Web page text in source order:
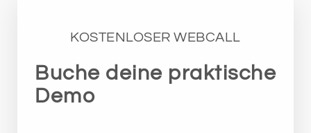
KOSTENLOSER WEBCALL
Buche deine praktische
Demo